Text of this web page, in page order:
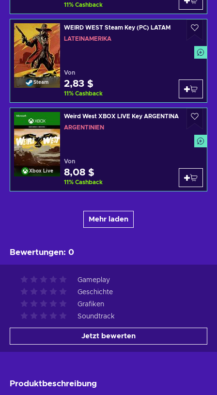
11% Cashback
Steam
WEIRD WEST Steam Key (PC) LATAM
LATEINAMERIKA
Von
2,83 $
11% Cashback
Xbox Live
Weird West XBOX LIVE Key ARGENTINA
ARGENTINIEN
Von
8,08 $
11% Cashback
Mehr laden
Bewertungen: 0
Gameplay
Geschichte
Grafiken
Soundtrack
Jetzt bewerten
Produktbeschreibung